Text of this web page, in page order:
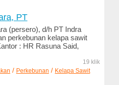
PT
(persero), d/h PT Indra
perkebunan kelapa sawit
: HR Rasuna Said,
19 klik
/ Perkebunan / Kelapa Sawit